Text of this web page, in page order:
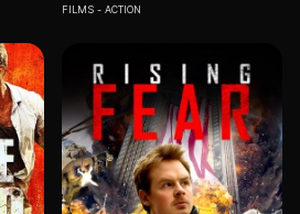
FILMS ACTION